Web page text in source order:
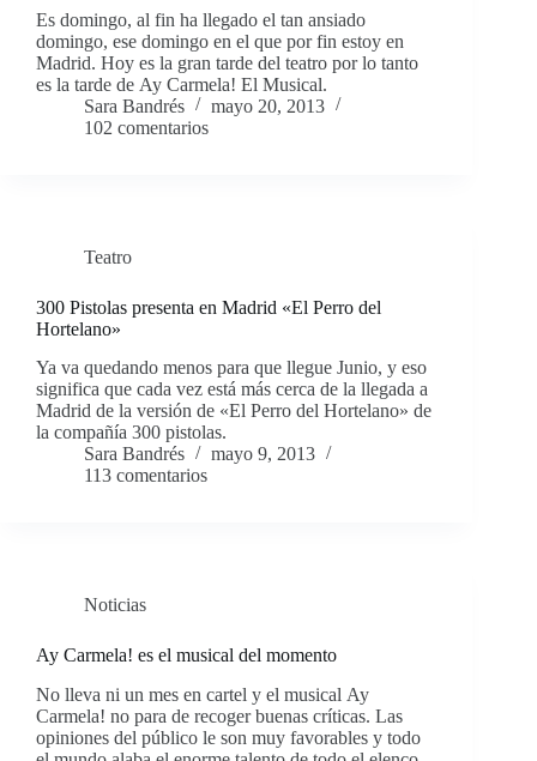
Es domingo, al fin ha llegado el tan ansiado
domingo, ese domingo en el que por fin estoy en
Madrid. Hoy es la gran tarde del teatro por lo tanto
es la tarde de Ay Carmela! El Musical.
Sara Bandrés
mayo 20, 2013
102 comentarios
Teatro
300 Pistolas presenta en Madrid «El Perro del
Hortelano»
Ya va quedando menos para que llegue Junio, y eso
significa que cada vez está más cerca de la llegada a
Madrid de la versión de «El Perro del Hortelano» de
la compañía 300 pistolas.
Sara Bandrés
mayo 9, 2013
113 comentarios
Noticias
Ay Carmela! es el musical del momento
No lleva ni un mes en cartel y el musical Ay
Carmela! no para de recoger buenas críticas. Las
opiniones del público le son muy favorables y todo